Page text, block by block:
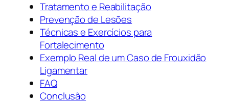
Tratamento e Reabilitação
Prevenção de Lesões
Técnicas e Exercícios para
Fortalecimento
Exemplo Real de um Caso de Frouxidão
Ligamentar
FAQ
Conclusão